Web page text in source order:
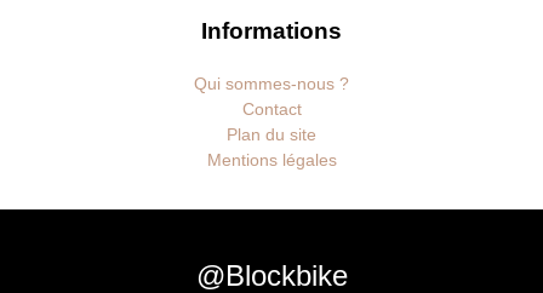
Informations
Qui sommes-nous ?
Contact
Plan du site
Mentions légales
@Blockbike